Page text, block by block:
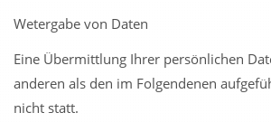
Wetergabe von Daten
Eine Übermittlung Ihrer persönlichen
anderen als den im Folgendenen
nicht statt.